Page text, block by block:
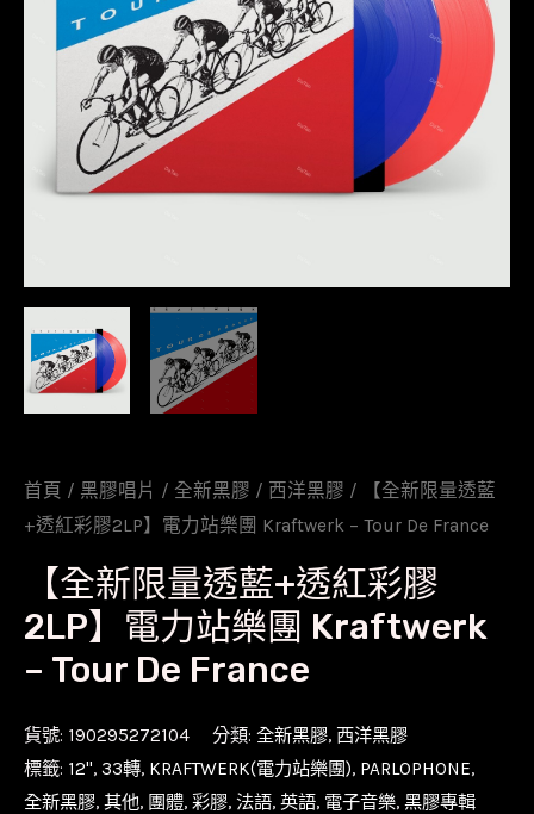
首頁 / 黑膠唱片 / 全新黑膠 / 西洋黑膠 / 【全新限量透藍
+透紅彩膠2LP】電力站樂團 Kraftwerk – Tour De France
【全新限量透藍+透紅彩膠
2LP】電力站樂團 Kraftwerk
– Tour De France
貨號: 190295272104 分類: 全新黑膠, 西洋黑膠
標籤: 12'', 33轉, KRAFTWERK(電力站樂團), PARLOPHONE,
全新黑膠, 其他, 團體, 彩膠, 法語, 英語, 電子音樂, 黑膠專輯